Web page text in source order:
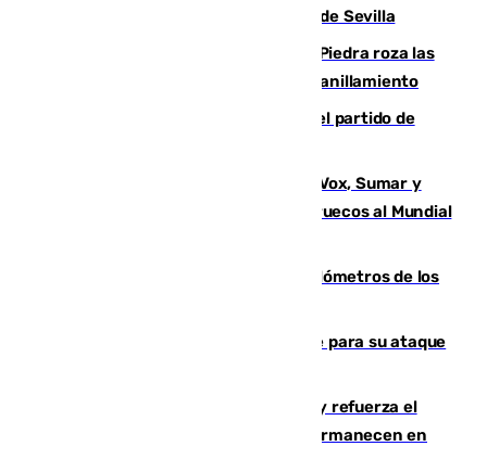
toldos que ha lanzado el Ayuntamiento de Sevilla
La laguna malagueña de Fuente de Piedra roza las
30.000 parejas de flamencos antes del anillamiento
Sigue en directo la retransmisión del partido de
La crisis migratoria de Ceuta une a Vox, Sumar y
Podemos contra la candidatura de Marruecos al Mundial
Diputación limpia de residuos 170 kilómetros de los
El Real Madrid ficha a Yan Diomande para su ataque
El Gobierno instala duchas y baños y refuerza el
CETI para los miles de migrantes que permanecen en